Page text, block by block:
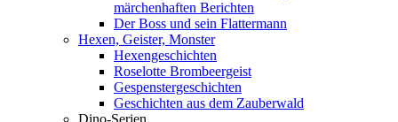
märchenhaften Berichten
Der Boss und sein Flattermann
Hexen, Geister, Monster
Hexengeschichten
Roselotte Brombeergeist
Gespenstergeschichten
Geschichten aus dem Zauberwald
Dino-Serien